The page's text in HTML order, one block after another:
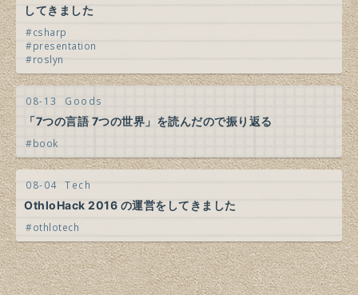
してきました
csharp
presentation
roslyn
08-13 Goods
「7つの言語 7つの世界」を読んだので振り返る
book
08-04 Tech
OthloHack 2016 の運営をしてきました
othlotech